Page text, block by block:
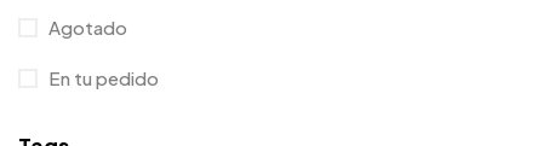
Agotado
En tu pedido